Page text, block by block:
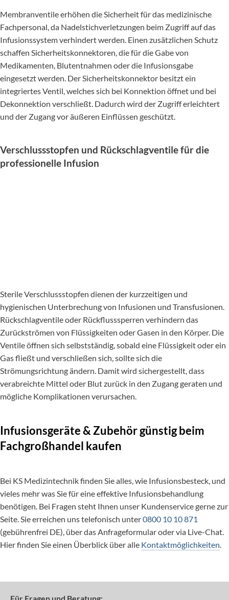
Membranventile erhöhen die Sicherheit für das medizinische
Fachpersonal, da Nadelstichverletzungen beim Zugriff auf das
Infusionssystem verhindert werden. Einen zusätzlichen Schutz
schaffen Sicherheitskonnektoren, die für die Gabe von
Medikamenten, Blutentnahmen oder die Infusionsgabe
eingesetzt werden. Der Sicherheitskonnektor besitzt ein
integriertes Ventil, welches sich bei Konnektion öffnet und bei
Dekonnektion verschließt. Dadurch wird der Zugriff erleichtert
und der Zugang vor äußeren Einflüssen geschützt.
Verschlussstopfen und Rückschlagventile für die
professionelle Infusion
Sterile Verschlussstopfen dienen der kurzzeitigen und
hygienischen Unterbrechung von Infusionen und Transfusionen.
Rückschlagventile oder Rückflusssperren verhindern das
Zurückströmen von Flüssigkeiten oder Gasen in den Körper. Die
Ventile öffnen sich selbstständig, sobald eine Flüssigkeit oder ein
Gas fließt und verschließen sich, sollte sich die
Strömungsrichtung ändern. Damit wird sichergestellt, dass
verabreichte Mittel oder Blut zurück in den Zugang geraten und
mögliche Komplikationen verursachen.
Infusionsgeräte & Zubehör günstig beim
Fachgroßhandel kaufen
Bei KS Medizintechnik finden Sie alles, wie Infusionsbesteck, und
vieles mehr was Sie für eine effektive Infusionsbehandlung
benötigen. Bei Fragen steht Ihnen unser Kundenservice gerne zur
Seite. Sie erreichen uns telefonisch unter0800 10 10 871
(gebührenfrei DE), über das Anfrageformular oder via Live-Chat.
Hier finden Sie einen Überblick über alle Kontaktmöglichkeiten.